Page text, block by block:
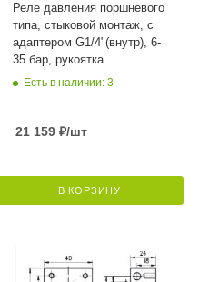
Реле давления поршневого
типа, стыковой монтаж, с
адаптером G1/4"(внутр), 6-
35 бар, рукоятка
Есть в наличии: 3
21 159 ₽/шт
В КОРЗИНУ